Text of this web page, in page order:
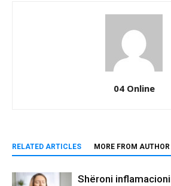
04 Online
RELATED ARTICLES MORE FROM AUTHOR
Shëroni